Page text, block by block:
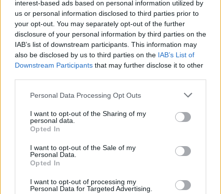
interest-based ads based on personal information utilized by
us or personal information disclosed to third parties prior to
your opt-out. You may separately opt-out of the further
disclosure of your personal information by third parties on the
IAB’s list of downstream participants. This information may
also be disclosed by us to third parties on the IAB’s List of
Downstream Participants that may further disclose it to other
Please note that this website/app uses one or more Google
not limited to your visit or usage behaviour. You may click to
grant or deny consent to Google and its third-party tags to
use your data for below specified purposes in below Google
consent section.
Personal Data Processing Opt Outs
I want to opt-out of the Sharing of my
personal data.
Opted In
I want to opt-out of the Sale of my
Personal Data.
Opted In
I want to opt-out of processing my
Personal Data for Targeted Advertising.